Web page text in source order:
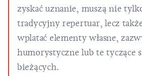
zyskać uznanie, muszą nie
tradycyjny repertuar, lecz
wplatać elementy własne,
humorystyczne lub te tyczące
bieżących.